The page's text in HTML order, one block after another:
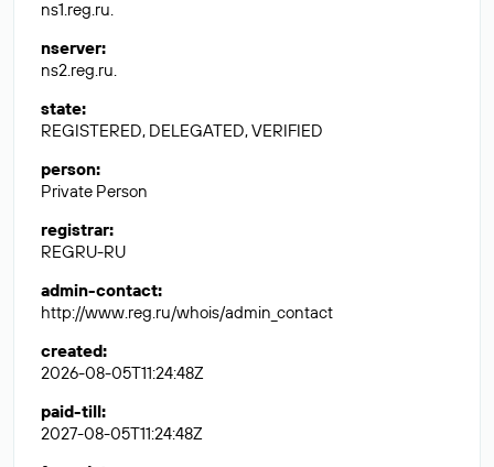
ns1.reg.ru.
nserver:
ns2.reg.ru.
state:
REGISTERED, DELEGATED, VERIFIED
person:
Private Person
registrar:
REGRU-RU
admin-contact:
http://www.reg.ru/whois/admin_contact
created:
2026-08-05T11:24:48Z
paid-till:
2027-08-05T11:24:48Z